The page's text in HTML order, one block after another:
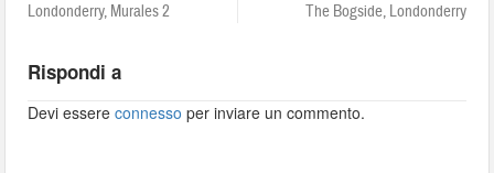
Londonderry, Murales 2 The Bogside, Londonderry
Rispondi a
Devi essereconnesso per inviare un commento.